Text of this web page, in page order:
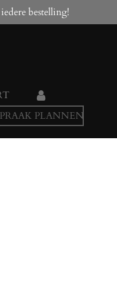
bestelling!
PLANNEN